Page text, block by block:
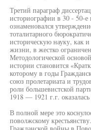
Третий параграф
историографии в 30 - 50-е
ознаменовался
тоталитарного
историческую науку, как
жизни, в жестко
Методологической
истории становится
которому в годы
союз пролетариата и
роли большевистской
1918 — 1921 г.г.
В полной мере это
поволжскому